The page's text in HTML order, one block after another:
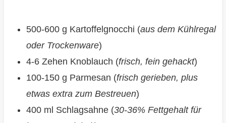
500-600 g Kartoffelgnocchi (aus dem Kühlregal
oder Trockenware)
4-6 Zehen Knoblauch (frisch, fein gehackt)
100-150 g Parmesan (frisch gerieben, plus
etwas extra zum Bestreuen)
400 ml Schlagsahne (30-36% Fettgehalt für